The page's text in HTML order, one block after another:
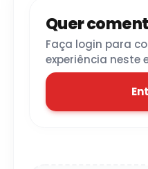
Quer
Faça login para
experiência neste